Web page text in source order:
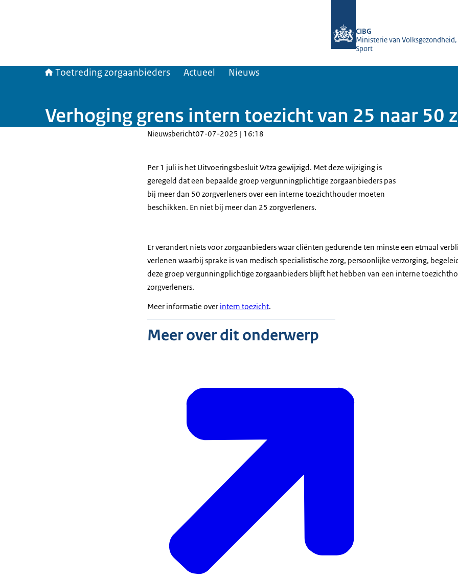
CIBG
Ministerie van
Sport
Toetreding zorgaanbieders Actueel Nieuws
Verhoging grens intern toezicht van 25 naar 50
Nieuwsbericht07-07-2025 | 16:18
Per 1 juli is het Uitvoeringsbesluit Wtza gewijzigd. Met deze wijziging is
geregeld dat een bepaalde groep vergunningplichtige zorgaanbieders pas
bij meer dan 50 zorgverleners over een interne toezichthouder moeten
beschikken. En niet bij meer dan 25 zorgverleners.
Er verandert niets voor zorgaanbieders waar cliënten gedurende ten minste een etmaal
verlenen waarbij sprake is van medisch specialistische zorg, persoonlijke verzorging,
deze groep vergunningplichtige zorgaanbieders blijft het hebben van een interne
zorgverleners.
Meer informatie over intern toezicht.
Meer over dit onderwerp